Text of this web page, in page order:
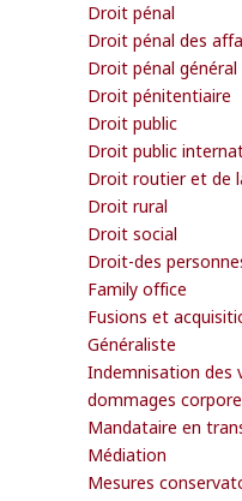
Droit pénal
Droit pénal des
Droit pénal général
Droit pénitentiaire
Droit public
Droit public
Droit routier et de
Droit rural
Droit social
Droit-des
Family office
Fusions et
Généraliste
Indemnisation des
dommages
Mandataire en
Médiation
Mesures